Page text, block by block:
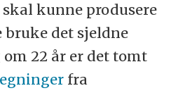
skal kunne produsere
det sjeldne
22 år er det tomt
fra